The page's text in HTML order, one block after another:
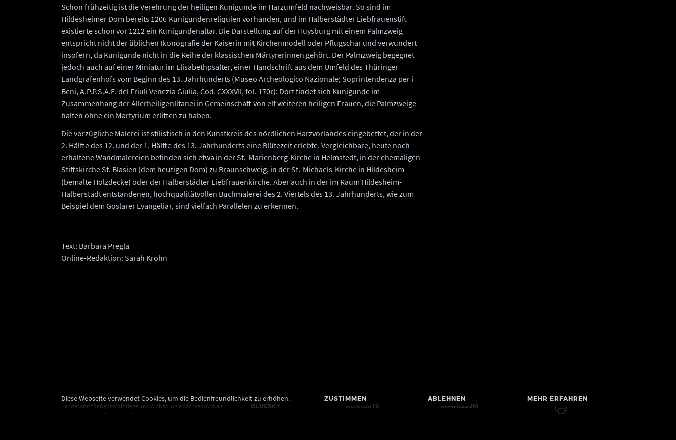
Diese Webseite verwendet Cookies, um die Bedienfreundlichkeit zu erhöhen. ZUSTIMMEN ABLEHNEN MEHR ERFAHREN
Schon frühzeitig ist die Verehrung der heiligen Kunigunde im Harzumfeld nachweisbar. So sind im
Hildesheimer Dom bereits 1206 Kunigundenreliquien vorhanden, und im Halberstädter Liebfrauenstift
existierte schon vor 1212 ein Kunigundenaltar. Die Darstellung auf der Huysburg mit einem Palmzweig
entspricht nicht der üblichen Ikonografie der Kaiserin mit Kirchenmodell oder Pflugschar und verwundert
insofern, da Kunigunde nicht in die Reihe der klassischen Märtyrerinnen gehört. Der Palmzweig begegnet
jedoch auch auf einer Miniatur im Elisabethpsalter, einer Handschrift aus dem Umfeld des Thüringer
Landgrafenhofs vom Beginn des 13. Jahrhunderts (Museo Archeologico Nazionale; Soprintendenza per i
Beni, A.P.P.S.A.E. del Friuli Venezia Giulia, Cod. CXXXVII, fol. 170r): Dort findet sich Kunigunde im
Zusammenhang der Allerheiligenlitanei in Gemeinschaft von elf weiteren heiligen Frauen, die Palmzweige
halten ohne ein Martyrium erlitten zu haben.
Die vorzügliche Malerei ist stilistisch in den Kunstkreis des nördlichen Harzvorlandes eingebettet, der in der
2. Hälfte des 12. und der 1. Hälfte des 13. Jahrhunderts eine Blütezeit erlebte. Vergleichbare, heute noch
erhaltene Wandmalereien befinden sich etwa in der St.-Marienberg-Kirche in Helmstedt, in der ehemaligen
Stiftskirche St. Blasien (dem heutigen Dom) zu Braunschweig, in der St.-Michaels-Kirche in Hildesheim
(bemalte Holzdecke) oder der Halberstädter Liebfrauenkirche. Aber auch in der im Raum Hildesheim-
Halberstadt entstandenen, hochqualitätvollen Buchmalerei des 2. Viertels des 13. Jahrhunderts, wie zum
Beispiel dem Goslarer Evangeliar, sind vielfach Parallelen zu erkennen.
Text: Barbara Pregla
Online-Redaktion: Sarah Krohn
Landesamt für Denkmalpflege und Archäologie Sachsen-Anhalt
Landesmuseum für Vorgeschichte
BLUESKY
KONTAKTE
IMPRESSUM